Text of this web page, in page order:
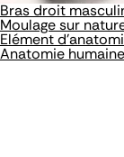
Bras droit
Moulage sur
Elément
Anatomie humaine